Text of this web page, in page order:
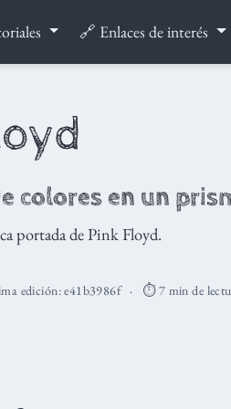
🔗 Enlaces de interés
colores en un
portada de Pink Floyd.
edición:e41b3986f ⏱️ 7 min de